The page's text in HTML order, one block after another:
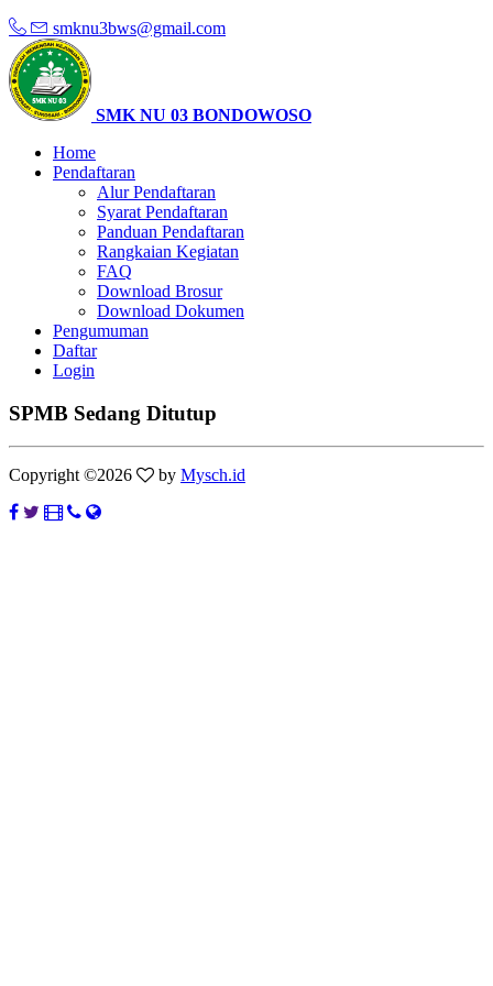
smknu3bws@gmail.com
SMK NU 03 BONDOWOSO
Home
Pendaftaran
Alur Pendaftaran
Syarat Pendaftaran
Panduan Pendaftaran
Rangkaian Kegiatan
FAQ
Download Brosur
Download Dokumen
Pengumuman
Daftar
Login
SPMB Sedang Ditutup
Copyright ©2026 by Mysch.id